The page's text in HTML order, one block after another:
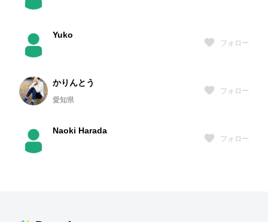
Yuko
フォロー
かりんとう
愛知県
フォロー
Naoki Harada
フォロー